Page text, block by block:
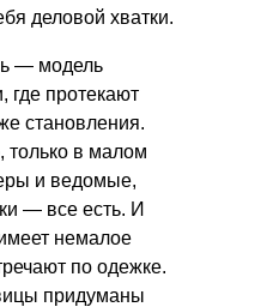
деловой хватки.
— модель
где протекают
становления.
только в малом
и ведомые,
— все есть. И
немалое
по одежке.
придуманы